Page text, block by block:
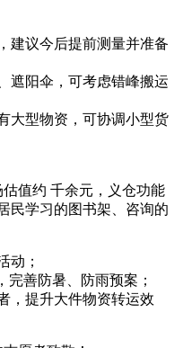
建议今后提前测量并准备
遮阳伞，可考虑错峰搬运
大型物资，可协调小型货
值约 千余元，义仓功能
民学习的图书架、咨询的
动；
完善防暑、防雨预案；
，提升大件物资转运效